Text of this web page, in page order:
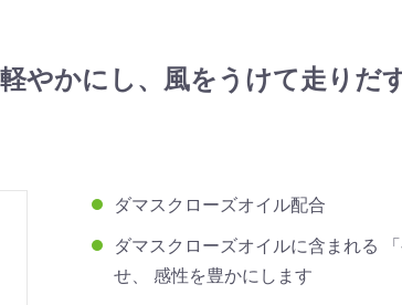
やかにし、風をうけて走りだ
ダマスクローズオイル配合
ダマスクローズオイルに含まれる
せ、 感性を豊かにします